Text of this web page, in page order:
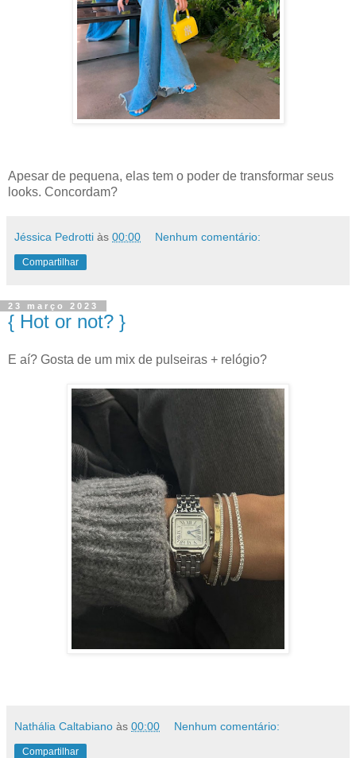
Apesar de pequena, elas tem o poder de transformar seus
looks. Concordam?
Jéssica Pedrotti às 00:00 Nenhum comentário:
Compartilhar
23 março 2023
{ Hot or not? }
E aí? Gosta de um mix de pulseiras + relógio?
Nathália Caltabiano às 00:00 Nenhum comentário:
Compartilhar